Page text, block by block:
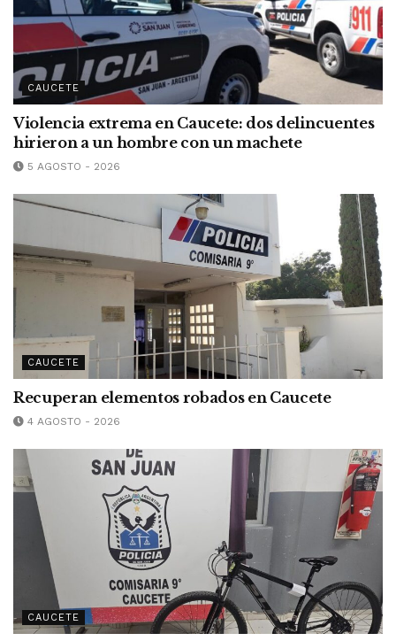
CAUCETE
Violencia extrema en Caucete: dos delincuentes
hirieron a un hombre con un machete
5 AGOSTO - 2026
CAUCETE
Recuperan elementos robados en Caucete
4 AGOSTO - 2026
CAUCETE